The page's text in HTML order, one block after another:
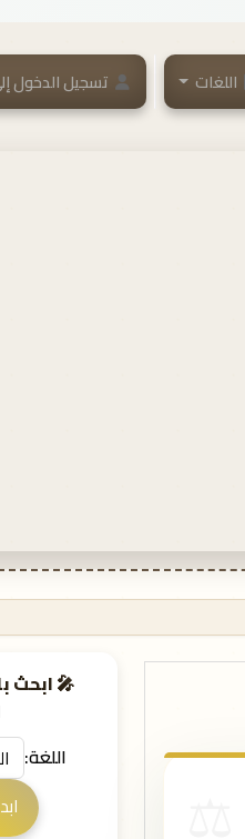
اللغات تسجيل الدخول
🎤
اللغة: